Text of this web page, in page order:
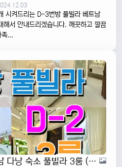
시켜드리는 D-3번방 풀빌라 베트남
서 안내드리겠습니다. 깨끗하고 깔끔
족...
[D-2] 다낭1번가 베트남 다낭 숙소 풀빌라 3룸 (모던하고 깨끗한 곳)